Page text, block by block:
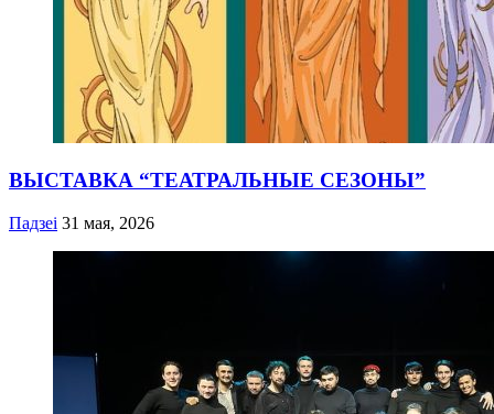
ВЫСТАВКА “ТЕАТРАЛЬНЫЕ СЕЗОНЫ”
Падзеі 31 мая, 2026